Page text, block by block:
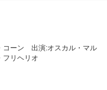
コーン 出演:オスカル・マル
フリヘリオ